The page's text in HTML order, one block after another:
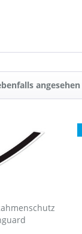
angesehen